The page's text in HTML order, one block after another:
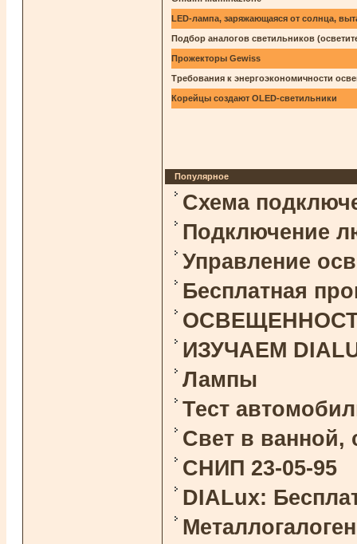
LED-лампа, заряжающаяся от солнца,
Подбор аналогов светильников
Прожекторы Gewiss
Требования к энергоэкономичности
Корейцы создают OLED-светильники
Популярное
Схема
Подключение
Управление
Бесплатная
ОСВЕЩЕННОСТЬ
ИЗУЧАЕМ
Лампы
Тест
Свет в ванной,
СНИП 23-05-95
DIALux: